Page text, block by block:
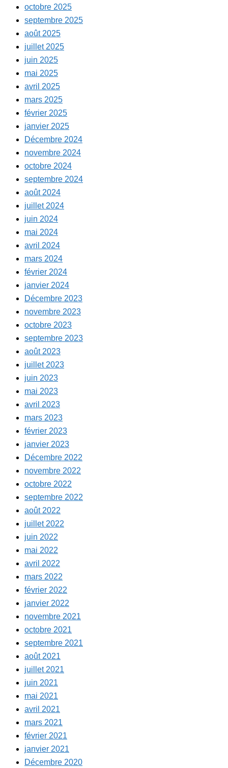
octobre 2025
septembre 2025
août 2025
juillet 2025
juin 2025
mai 2025
avril 2025
mars 2025
février 2025
janvier 2025
Décembre 2024
novembre 2024
octobre 2024
septembre 2024
août 2024
juillet 2024
juin 2024
mai 2024
avril 2024
mars 2024
février 2024
janvier 2024
Décembre 2023
novembre 2023
octobre 2023
septembre 2023
août 2023
juillet 2023
juin 2023
mai 2023
avril 2023
mars 2023
février 2023
janvier 2023
Décembre 2022
novembre 2022
octobre 2022
septembre 2022
août 2022
juillet 2022
juin 2022
mai 2022
avril 2022
mars 2022
février 2022
janvier 2022
novembre 2021
octobre 2021
septembre 2021
août 2021
juillet 2021
juin 2021
mai 2021
avril 2021
mars 2021
février 2021
janvier 2021
Décembre 2020